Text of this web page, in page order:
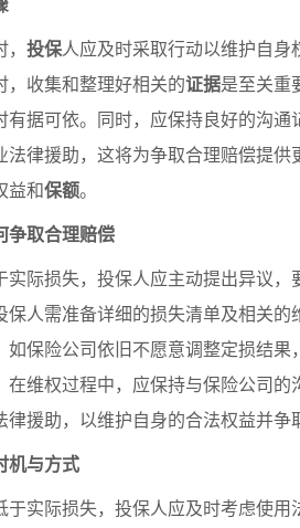
投保人应及时采取行动以维护自
收集和整理好相关的证据是至关重
据可依。同时，应保持良好的沟
律援助，这将为争取合理赔偿提供
益和保额。
争取合理赔偿
际损失，投保人应主动提出异议，
保人需准备详细的损失清单及相关
保险公司依旧不愿意调整定损结
维权过程中，应保持与保险公司
援助，以维护自身的合法权益并争
机与方式
于实际损失，投保人应及时考虑使